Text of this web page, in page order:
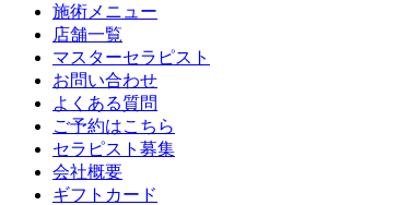
施術メニュー
店舗一覧
マスターセラピスト
お問い合わせ
よくある質問
ご予約はこちら
セラピスト募集
会社概要
ギフトカード